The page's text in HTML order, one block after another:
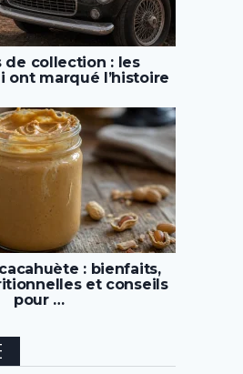
de collection : les
ont marqué l’histoire
: bienfaits,
et conseils
pour …